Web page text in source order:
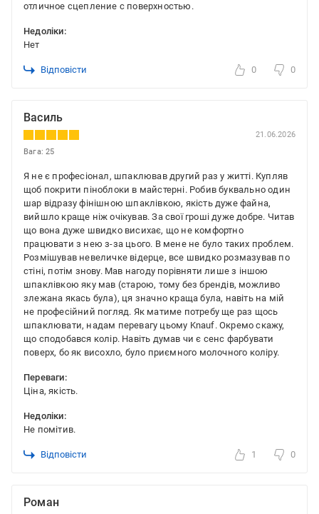
отличное сцепление с поверхностью.
Недоліки:
Нет
Відповісти 0 0
Василь
21.06.2026
Вага: 25
Я не є професіонал, шпаклював другий раз у житті. Купляв
щоб покрити піноблоки в майстерні. Робив буквально один
шар відразу фінішною шпаклівкою, якість дуже файна,
вийшло краще ніж очікував. За свої гроші дуже добре. Читав
що вона дуже швидко висихає, що не комфортно
працювати з нею з-за цього. В мене не було таких проблем.
Розмішував невеличке відерце, все швидко розмазував по
стіні, потім знову. Мав нагоду порівняти лише з іншою
шпаклівкою яку мав (старою, тому без брендів, можливо
злежана якась була), ця значно краща була, навіть на мій
не професійний погляд. Як матиме потребу ще раз щось
шпаклювати, надам перевагу цьому Knauf. Окремо скажу,
що сподобався колір. Навіть думав чи є сенс фарбувати
поверх, бо як висохло, було приємного молочного коліру.
Переваги:
Ціна, якість.
Недоліки:
Не помітив.
Відповісти 1 0
Роман